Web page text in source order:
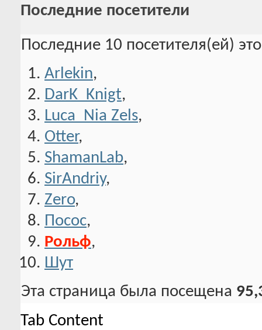
Последние посетители
Последние 10 посетителя(ей)
Arlekin,
DarK_Knigt,
Luca_Nia Zels,
Otter,
ShamanLab,
SirAndriy,
Zero,
Посос,
Рольф,
Шут
Эта страница была посещена
Tab Content